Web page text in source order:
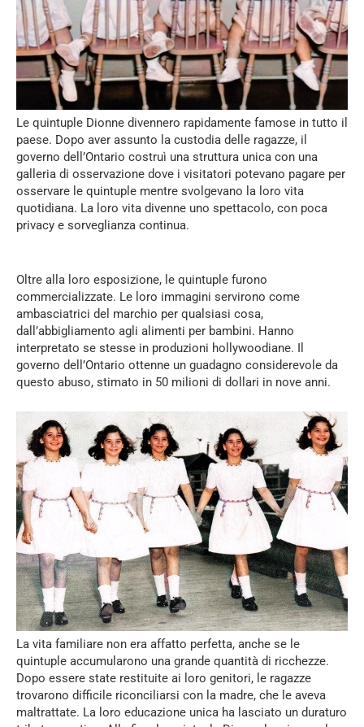
Le quintuple Dionne divennero rapidamente famose in tutto il
paese. Dopo aver assunto la custodia delle ragazze, il
governo dell’Ontario costruì una struttura unica con una
galleria di osservazione dove i visitatori potevano pagare per
osservare le quintuple mentre svolgevano la loro vita
quotidiana. La loro vita divenne uno spettacolo, con poca
privacy e sorveglianza continua.
Oltre alla loro esposizione, le quintuple furono
commercializzate. Le loro immagini servirono come
ambasciatrici del marchio per qualsiasi cosa,
dall’abbigliamento agli alimenti per bambini. Hanno
interpretato se stesse in produzioni hollywoodiane. Il
governo dell’Ontario ottenne un guadagno considerevole da
questo abuso, stimato in 50 milioni di dollari in nove anni.
La vita familiare non era affatto perfetta, anche se le
quintuple accumularono una grande quantità di ricchezze.
Dopo essere state restituite ai loro genitori, le ragazze
trovarono difficile riconciliarsi con la madre, che le aveva
maltrattate. La loro educazione unica ha lasciato un duraturo